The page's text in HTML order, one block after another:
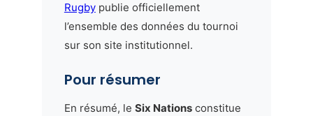
Rugbypublie officiellement
l’ensemble des données du tournoi
sur son site institutionnel.
Pour résumer
En résumé, le Six Nationsconstitue